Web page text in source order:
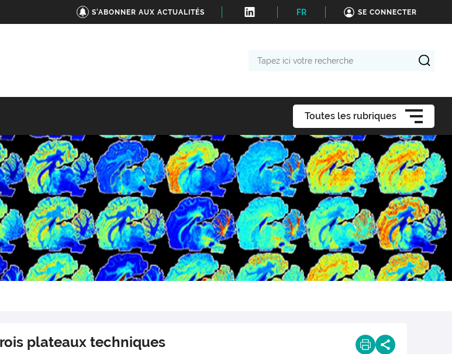
S'ABONNER AUX ACTUALITÉS FR SE CONNECTER
Toutes les rubriques
plateaux techniques